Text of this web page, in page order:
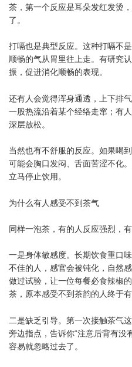
茶，第一个反应是耳朵发红发烫
了。
打嗝也是典型反应。这种打嗝不
顺畅的气从胃里往上走。有研究
振，促进消化顺畅的表现。
还有人会觉得浑身通透，上下排
一股热流沿着某个经络走窜；有
深层放松。
当然也有不舒服的反应。如果喝
可能会胸口发闷、舌面苦涩不化
立马停止饮用。
为什么有人感受不到茶气
同样一泡茶，有的人反应强烈，
一是身体敏感度。长期饮食重口
不佳的人，感官会被钝化，自然
做过试验，让一位每餐必食辣椒
茶，原本感受不到茶韵的人终于有
二是缺乏引导。第一次接触茶气
旁边指点，告诉你“注意后背有没
容易就忽略过去了。